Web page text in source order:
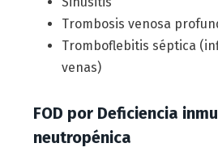
Trombosis venosa
Tromboflebitis séptica
venas)
FOD por Deficiencia
neutropénica